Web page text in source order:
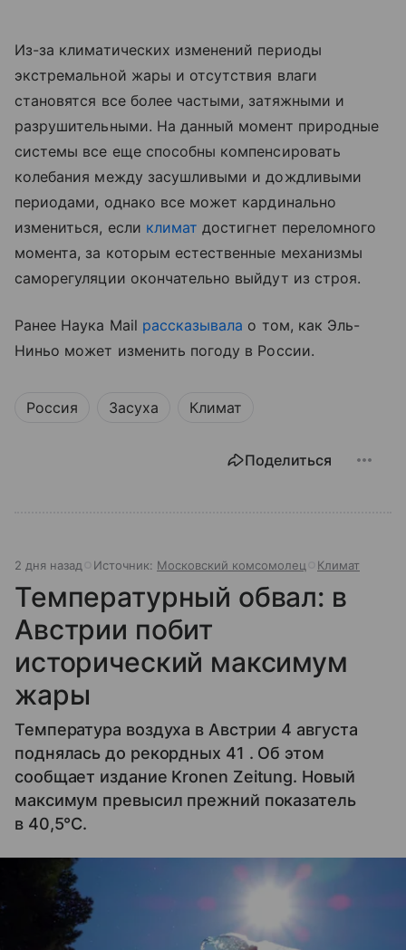
Из-за климатических изменений периоды
экстремальной жары и отсутствия влаги
становятся все более частыми, затяжными и
разрушительными. На данный момент природные
системы все еще способны компенсировать
колебания между засушливыми и дождливыми
периодами, однако все может кардинально
измениться, если климат достигнет переломного
момента, за которым естественные механизмы
саморегуляции окончательно выйдут из строя.
Ранее Наука Mail рассказывала о том, как Эль-
Ниньо может изменить погоду в России.
Россия Засуха Климат
Поделиться
2 дня назад Источник: Московский комсомолец Климат
Температурный обвал: в
Австрии побит
исторический максимум
жары
Температура воздуха в Австрии 4 августа
поднялась до рекордных 41 . Об этом
сообщает издание Kronen Zeitung. Новый
максимум превысил прежний показатель
в 40,5°C.